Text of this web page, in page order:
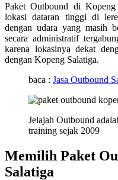
Paket Outbound di
lokasi dataran tinggi di
dengan udara yang masih
secara administratif
karena lokasinya dekat
dengan Kopeng Salatiga.
baca : Jasa Outbound
Jelajah Outbound
training sejak 2009
Memilih Paket
Salatiga